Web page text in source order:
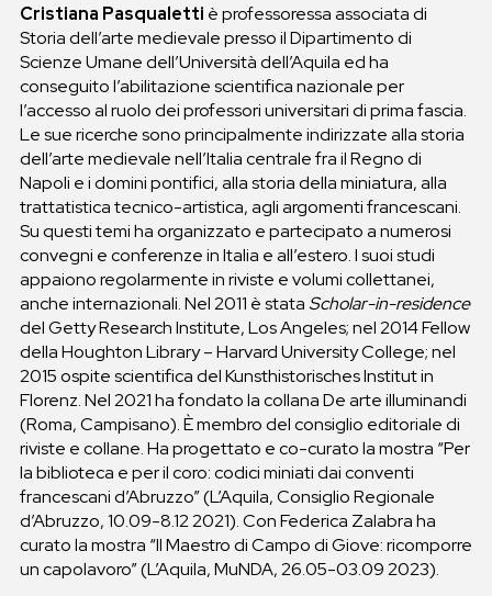
Cristiana Pasqualetti è professoressa associata di
Storia dell’arte medievale presso il Dipartimento di
Scienze Umane dell’Università dell’Aquila ed ha
conseguito l’abilitazione scientifica nazionale per
l’accesso al ruolo dei professori universitari di prima fascia.
Le sue ricerche sono principalmente indirizzate alla storia
dell’arte medievale nell’Italia centrale fra il Regno di
Napoli e i domini pontifici, alla storia della miniatura, alla
trattatistica tecnico-artistica, agli argomenti francescani.
Su questi temi ha organizzato e partecipato a numerosi
convegni e conferenze in Italia e all’estero. I suoi studi
appaiono regolarmente in riviste e volumi collettanei,
anche internazionali. Nel 2011 è stata Scholar-in-residence
del Getty Research Institute, Los Angeles; nel 2014 Fellow
della Houghton Library – Harvard University College; nel
2015 ospite scientifica del Kunsthistorisches Institut in
Florenz. Nel 2021 ha fondato la collana De arte illuminandi
(Roma, Campisano). È membro del consiglio editoriale di
riviste e collane. Ha progettato e co-curato la mostra “Per
la biblioteca e per il coro: codici miniati dai conventi
francescani d’Abruzzo” (L’Aquila, Consiglio Regionale
d’Abruzzo, 10.09-8.12 2021). Con Federica Zalabra ha
curato la mostra “Il Maestro di Campo di Giove: ricomporre
un capolavoro” (L’Aquila, MuNDA, 26.05-03.09 2023).